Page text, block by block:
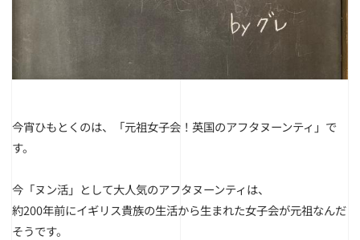
今宵ひもとくのは、「元祖女子会！英国のアフタヌーンティ」で
す。
今「ヌン活」として大人気のアフタヌーンティは、
約200年前にイギリス貴族の生活から生まれた女子会が元祖なんだ
そうです。